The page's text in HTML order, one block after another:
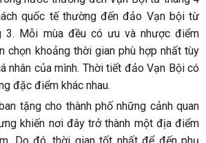
quốc tế thường đến đảo Vạn bội từ
3. Mỗi mùa đều có ưu và nhược điểm
chọn khoảng thời gian phù hợp nhất tùy
nhân của mình. Thời tiết đảo Vạn Bội có
đặc điểm khác nhau.
tặng cho thành phố những cảnh quan
khiến nơi đây trở thành một địa điểm
Do đó, thời gian tốt nhất để đến phụ